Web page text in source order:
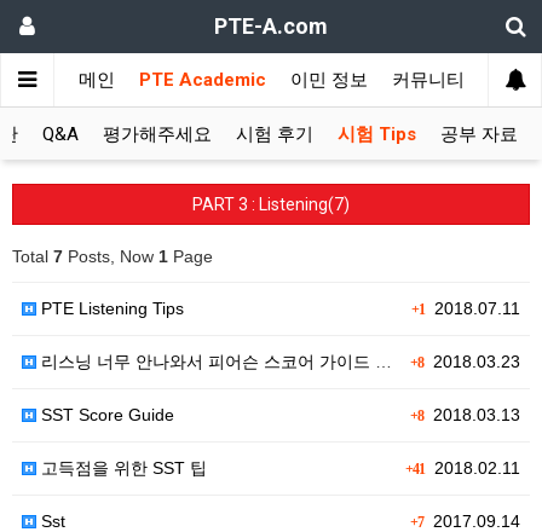
PTE-A.com
메인 PTE Academic 이민 정보 커뮤니티
Q&A 평가해주세요 시험 후기 시험 Tips 공부 자료
PART 3 : Listening(7)
Total 7 Posts, Now 1 Page
+1 2018.07.11
PTE Listening Tips
+82018.03.23
리스닝 너무 안나와서 피어슨 스코어 가이드 보고 머리 …
+82018.03.13
SST Score Guide
+41 2018.02.11
고득점을 위한 SST 팁
+72017.09.14
Sst